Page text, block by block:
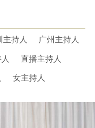
主持人 广州主持人
直播主持人
女主持人